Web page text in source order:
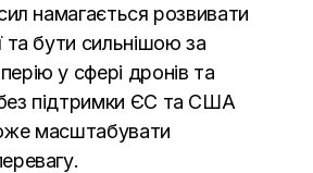
намагається розвивати
та бути сильнішою за
у сфері дронів та
підтримки ЄС та США
масштабувати